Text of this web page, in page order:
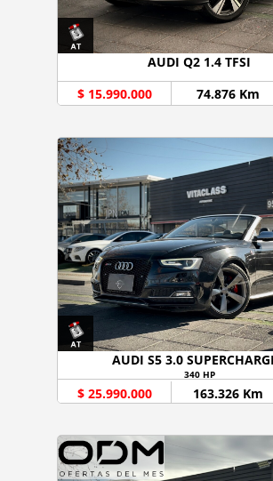
AUDI Q2 1.4 TFSI
$ 15.990.000
74.876 Km
AUDI S5 3.0
340 HP
$ 25.990.000 163.326 Km